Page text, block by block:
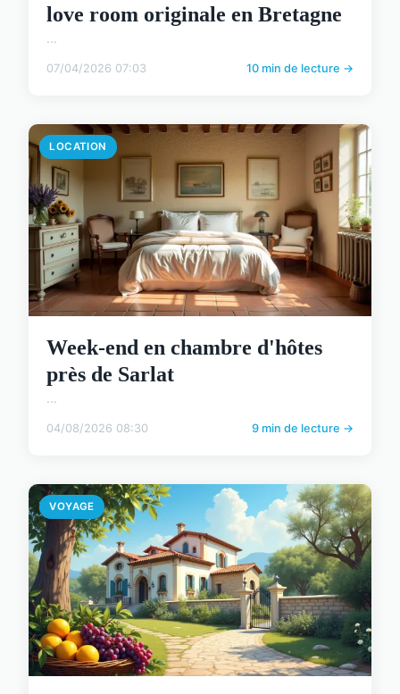
love room originale en Bretagne
...
07/04/2026 07:03 10 min de lecture →
LOCATION
Week-end en chambre d'hôtes
près de Sarlat
...
04/08/2026 08:30 9 min de lecture →
VOYAGE